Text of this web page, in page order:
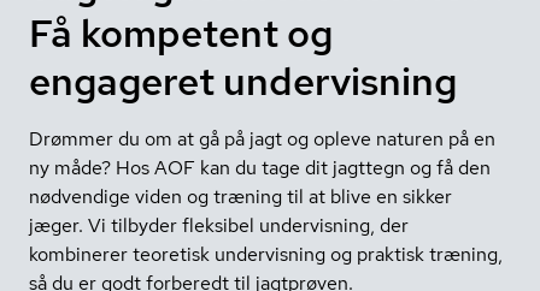
Få kompetent og
engageret undervisning
Drømmer du om at gå på jagt og opleve naturen på en
ny måde? Hos AOF kan du tage dit jagttegn og få den
nødvendige viden og træning til at blive en sikker
jæger. Vi tilbyder fleksibel undervisning, der
kombinerer teoretisk undervisning og praktisk træning,
så du er godt forberedt til jagtprøven.